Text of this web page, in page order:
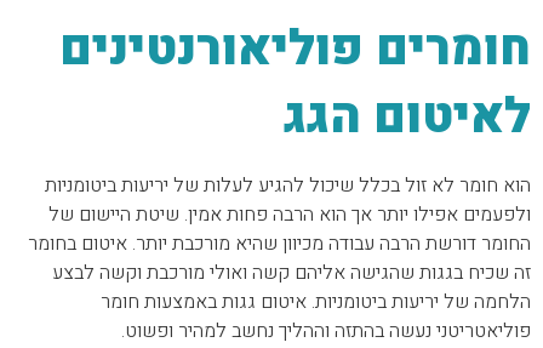
חומרים פוליאורנטינים
לאיטום הגג
הוא חומר לא זול בכלל שיכול להגיע לעלות של יריעות ביטומניות
ולפעמים אפילו יותר אך הוא הרבה פחות אמין. שיטת היישום של
החומר דורשת הרבה עבודה מכיוון שהיא מורכבת יותר. איטום בחומר
זה שכיח בגגות שהגישה אליהם קשה ואולי מורכבת וקשה לבצע
הלחמה של יריעות ביטומניות. איטום גגות באמצעות חומר
פוליאטריטני נעשה בהתזה וההליך נחשב למהיר ופשוט.